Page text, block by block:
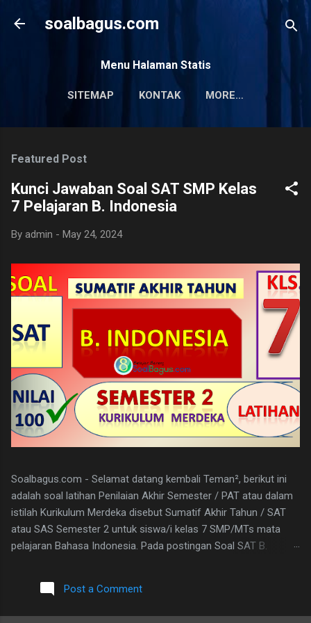
Skip to main content
soalbagus.com
Menu Halaman Statis
SITEMAP KONTAK MORE…
PRIVACY POLICY
Featured Post
Kunci Jawaban Soal SAT SMP Kelas
7 Pelajaran B. Indonesia
By admin - May 24, 2024
Soalbagus.com - Selamat datang kembali Teman², berikut ini
adalah soal latihan Penilaian Akhir Semester / PAT atau dalam
istilah Kurikulum Merdeka disebut Sumatif Akhir Tahun / SAT
atau SAS Semester 2 untuk siswa/i kelas 7 SMP/MTs mata
pelajaran Bahasa Indonesia. Pada postingan Soal SAT B.
Semoga soalnya bisa sama atau paling tidak menyerupai atau
sebagai patokan dalam mengerjakan soal-soal mengingat
Post a Comment